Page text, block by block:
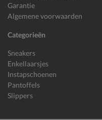
Garantie
Algemene voorwaarden
Categorieën
Sneakers
Enkellaarsjes
Instapschoenen
Pantoffels
Slippers